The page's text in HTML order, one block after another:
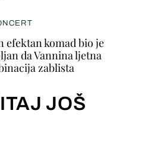
efektan komad bio je
da Vannina ljetna
zablista
JOŠ